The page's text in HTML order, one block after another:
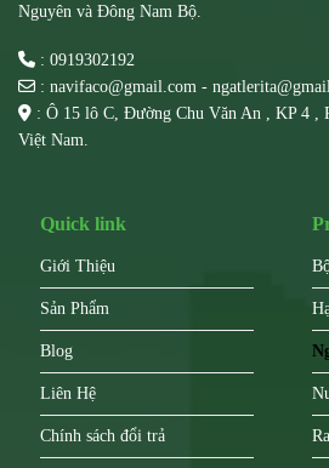
Nguyên và Đông Nam Bộ.
: 0919302192
: navifaco@gmail.com -
: Ô 15 lô C, Đường Chu Văn An , KP 4 ,
Việt Nam.
Quick link
Giới Thiệu
Sản Phẩm
Blog
Liên Hệ
Chính sách đổi trả